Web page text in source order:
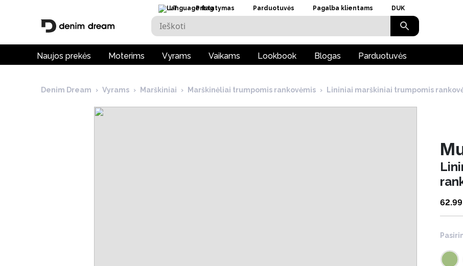
LT Pristatymas Parduotuvės Pagalba klientams DUK
Naujos prekės Moterims Vyrams Vaikams Lookbook Blogas Parduotuvės
Denim Dream › Vyrams › Marškiniai › Marškinėliai trumpomis rankovėmis › Lininiai marškiniai trumpomis
62.99